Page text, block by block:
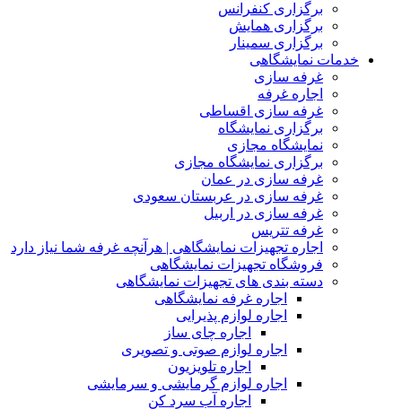
برگزاری کنفرانس
برگزاری همایش
برگزاری سمینار
خدمات نمایشگاهی
غرفه سازی
اجاره غرفه
غرفه سازی اقساطی
برگزاری نمایشگاه
نمایشگاه مجازی
برگزاری نمایشگاه مجازی
غرفه سازی در عمان
غرفه سازی در عربستان سعودی
غرفه سازی در اربیل
غرفه تتریس
اجاره تجهیزات نمایشگاهی | هرآنچه غرفه شما نیاز دارد
فروشگاه تجهیزات نمایشگاهی
دسته بندی های تجهیزات نمایشگاهی
اجاره غرفه نمایشگاهی
اجاره لوازم پذیرایی
اجاره چای ساز
اجاره لوازم صوتی و تصویری
اجاره تلویزیون
اجاره لوازم گرمایشی و سرمایشی
اجاره آب سرد کن